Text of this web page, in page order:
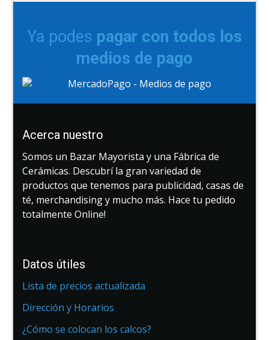
Ya podes pagar con todos los
medios de pago
Acerca nuestro
Somos un Bazar Mayorista y una Fábrica de
Cerámicas. Descubrí la gran variedad de
productos que tenemos para publicidad, casas de
té, merchandising y mucho más. Hace tu pedido
totalmente Online!
Datos útiles
Lista de precios actualizada
Dirección y Horarios
¿Cómo se colocan los calcos?